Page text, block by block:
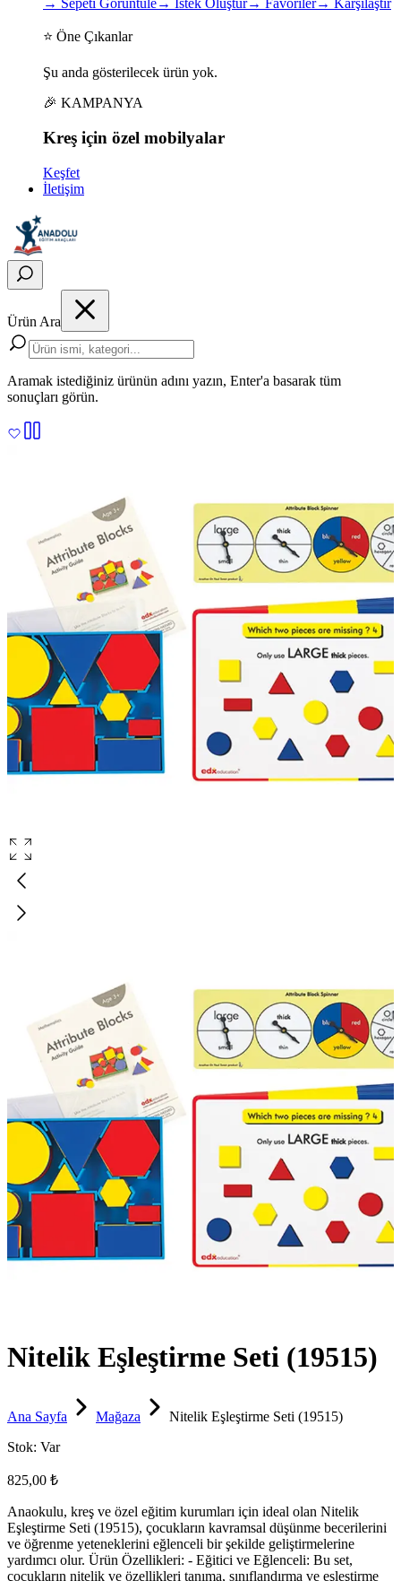
→ Sepeti Görüntüle→ İstek Oluştur→ Favoriler→ Karşılaştır
⭐ Öne Çıkanlar
Şu anda gösterilecek ürün yok.
🎉 KAMPANYA
Kreş için özel mobilyalar
Keşfet
İletişim
Ürün Ara
Aramak istediğiniz ürünün adını yazın, Enter'a basarak tüm
sonuçları görün.
Nitelik Eşleştirme Seti (19515)
Ana Sayfa Mağaza
Nitelik Eşleştirme Seti (19515)
Stok: Var
825,00 ₺
Anaokulu, kreş ve özel eğitim kurumları için ideal olan Nitelik
Eşleştirme Seti (19515), çocukların kavramsal düşünme becerilerini
ve öğrenme yeteneklerini eğlenceli bir şekilde geliştirmelerine
yardımcı olur. Ürün Özellikleri: - Eğitici ve Eğlenceli: Bu set,
çocukların nitelik ve özellikleri tanıma, sınıflandırma ve eşleştirme